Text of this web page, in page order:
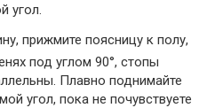
угол.
прижмите поясницу к полу,
под углом 90°, стопы
Плавно поднимайте
угол, пока не почувствуете